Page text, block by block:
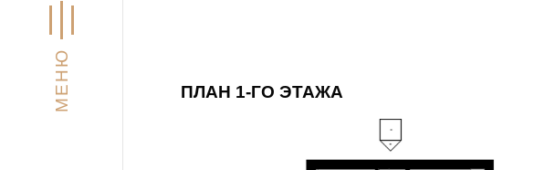
МЕНЮ ПЛАН 1-ГО ЭТАЖА